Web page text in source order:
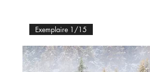
Exemplaire 1/15